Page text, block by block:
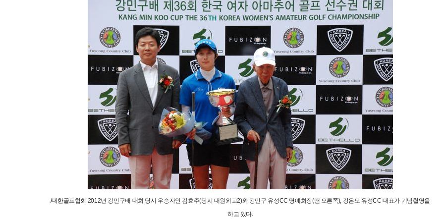
/대한골프협회 2012년 강민구배 대회 당시 우승자인 김효주(당시 대원외고2)와 강민구 유성CC 명예회장(맨 오른쪽), 강은모 유성CC 대표가 기념촬영을
하고 있다.